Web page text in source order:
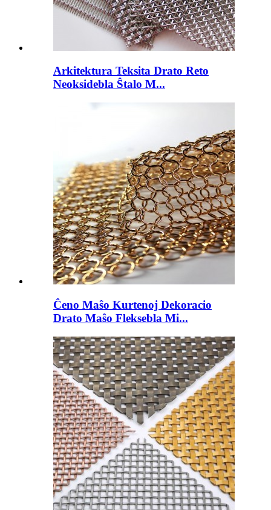
Arkitektura Teksita Drato Reto
Neoksidebla Ŝtalo M...
Ĉeno Maŝo Kurtenoj Dekoracio
Drato Maŝo Fleksebla Mi...